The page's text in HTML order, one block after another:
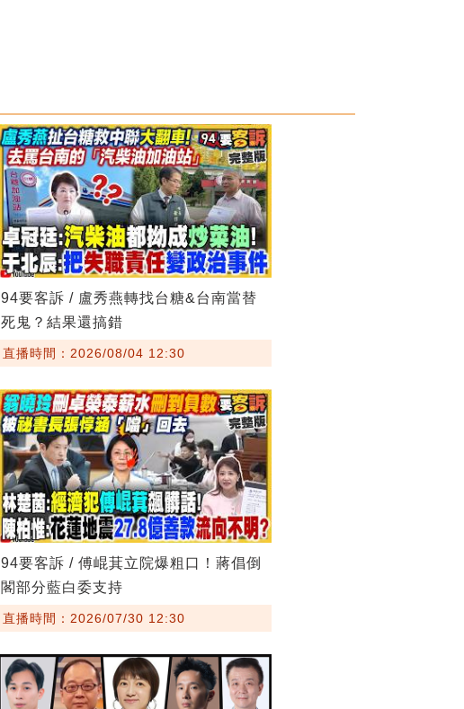
94要客訴 / 盧秀燕轉找台糖&台南當替
死鬼？結果還搞錯
直播時間：2026/08/04 12:30
94要客訴 / 傅崐萁立院爆粗口！蔣倡倒
閣部分藍白委支持
直播時間：2026/07/30 12:30